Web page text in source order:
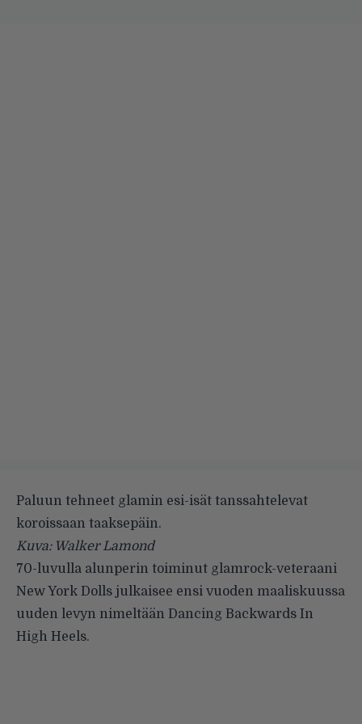
Paluun tehneet glamin esi-isät tanssahtelevat
koroissaan taaksepäin.
Kuva: Walker Lamond
70-luvulla alunperin toiminut glamrock-veteraani
New York Dolls julkaisee ensi vuoden maaliskuussa
uuden levyn nimeltään Dancing Backwards In
High Heels.